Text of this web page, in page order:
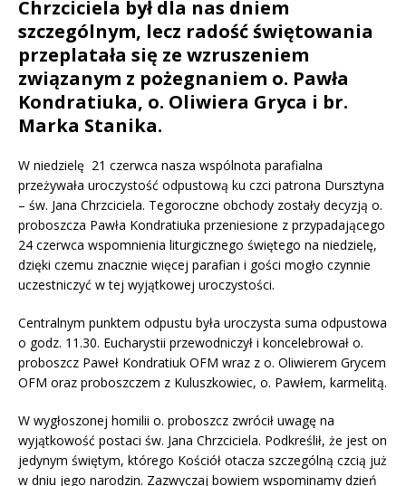
Chrzciciela był dla nas dniem
szczególnym, lecz radość świętowania
przeplatała się ze wzruszeniem
związanym z pożegnaniem o. Pawła
Kondratiuka, o. Oliwiera Gryca i br.
Marka Stanika.
W niedzielę 21 czerwca nasza wspólnota parafialna
przeżywała uroczystość odpustową ku czci patrona Dursztyna
– św. Jana Chrzciciela. Tegoroczne obchody zostały decyzją o.
proboszcza Pawła Kondratiuka przeniesione z przypadającego
24 czerwca wspomnienia liturgicznego świętego na niedzielę,
dzięki czemu znacznie więcej parafian i gości mogło czynnie
uczestniczyć w tej wyjątkowej uroczystości.
Centralnym punktem odpustu była uroczysta suma odpustowa
o godz. 11.30. Eucharystii przewodniczył i koncelebrował o.
proboszcz Paweł Kondratiuk OFM wraz z o. Oliwierem Grycem
OFM oraz proboszczem z Kuluszkowiec, o. Pawłem, karmelitą.
W wygłoszonej homilii o. proboszcz zwrócił uwagę na
wyjątkowość postaci św. Jana Chrzciciela. Podkreślił, że jest on
jedynym świętym, którego Kościół otacza szczególną czcią już
w dniu jego narodzin. Zazwyczaj bowiem wspominamy dzień